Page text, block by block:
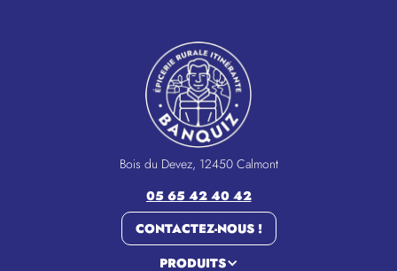
Bois du Devez, 12450 Calmont
05 65 42 40 42
CONTACTEZ-NOUS !
PRODUITS